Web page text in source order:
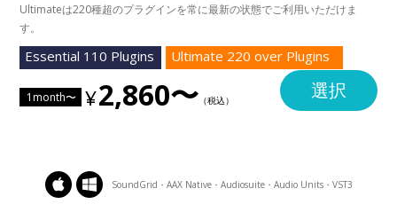
Ultimateは220種超のプラグインを常に最新の状態でご利用いただけま
す。
Essential 110 Plugins Ultimate 220 over Plugins
1month〜 2,860〜 選択
SoundGrid・AAX Native・Audiosuite・Audio Units・VST3